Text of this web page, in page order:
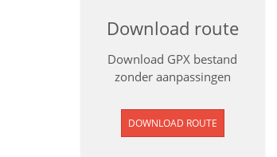
Download route
Download GPX bestand
zonder aanpassingen
DOWNLOAD ROUTE